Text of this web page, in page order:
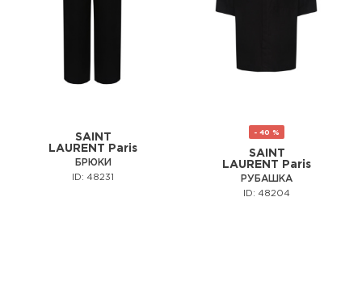
SAINT
LAURENT Paris
БРЮКИ
ID: 48231
- 40 %
SAINT
LAURENT Paris
РУБАШКА
ID: 48204